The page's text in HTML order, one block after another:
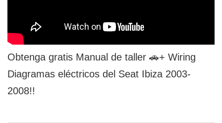
Obtenga gratis Manual de taller 🚗+ Wiring
Diagramas eléctricos del Seat Ibiza 2003-
2008!!